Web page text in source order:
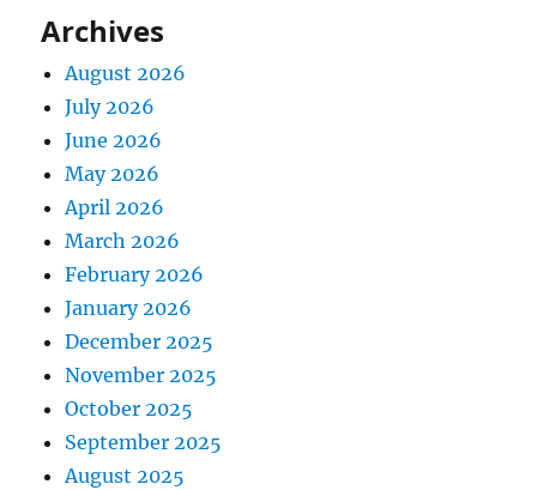
Archives
August 2026
July 2026
June 2026
May 2026
April 2026
March 2026
February 2026
January 2026
December 2025
November 2025
October 2025
September 2025
August 2025